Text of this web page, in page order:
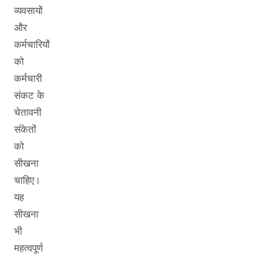
व्यवसायों
और
कर्मचारियों
को
कर्मचारी
संकट के
चेतावनी
संकेतों
को
सीखना
चाहिए।
यह
सीखना
भी
महत्वपूर्ण